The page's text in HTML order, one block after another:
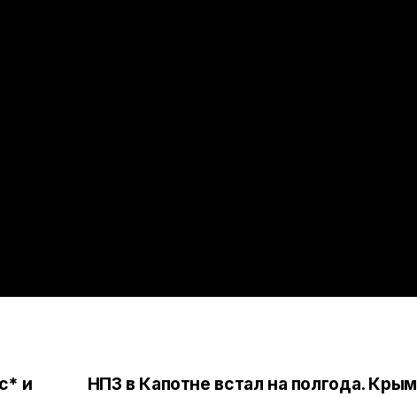
НПЗ в Капотне встал на полгода. Крым
и